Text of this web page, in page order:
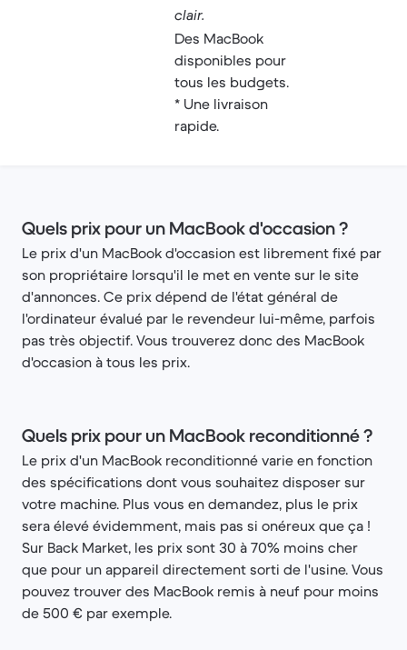
clair.
Des MacBook
disponibles pour
tous les budgets.
* Une livraison
rapide.
Quels prix pour un MacBook d'occasion ?
Le prix d'un MacBook d'occasion est librement fixé par
son propriétaire lorsqu'il le met en vente sur le site
d'annonces. Ce prix dépend de l'état général de
l'ordinateur évalué par le revendeur lui-même, parfois
pas très objectif. Vous trouverez donc des MacBook
d'occasion à tous les prix.
Quels prix pour un MacBook reconditionné ?
Le prix d'un MacBook reconditionné varie en fonction
des spécifications dont vous souhaitez disposer sur
votre machine. Plus vous en demandez, plus le prix
sera élevé évidemment, mais pas si onéreux que ça !
Sur Back Market, les prix sont 30 à 70% moins cher
que pour un appareil directement sorti de l'usine. Vous
pouvez trouver des MacBook remis à neuf pour moins
de 500 € par exemple.